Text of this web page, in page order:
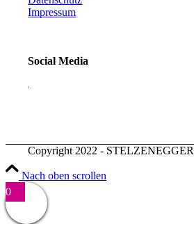
Impressum
Social Media
Copyright 2022 - STELZENEGGER
Nach oben scrollen
0